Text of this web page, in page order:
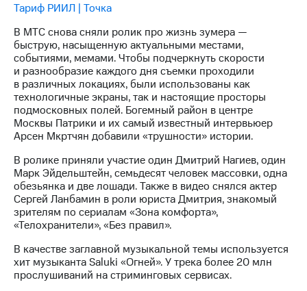
Корпоративный
секретарь
Раскрытие
информации
Информация
акционерам
Документы
ПАО
"МТС"
Собрания
акционеров
Личный
кабинет
акционера
Акционерный
капитал
Контроль
аудит
Рынок
акций
Тариф РИИЛ | Точка
В МТС снова сняли ролик про жизнь зумера —
быструю, насыщенную актуальными местами,
событиями, мемами. Чтобы подчеркнуть скорости
и разнообразие каждого дня съемки проходили
в различных локациях, были использованы как
технологичные экраны, так и настоящие просторы
подмосковных полей. Богемный район в центре
Москвы Патрики и их самый известный интервьюер
Арсен Мкртчян добавили «трушности» истории.
В ролике приняли участие один Дмитрий Нагиев, один
Марк Эйдельштейн, семьдесят человек массовки, одна
обезьянка и две лошади. Также в видео снялся актер
Сергей Ланбамин в роли юриста Дмитрия, знакомый
зрителям по сериалам «Зона комфорта»,
«Телохранители», «Без правил».
В качестве заглавной музыкальной темы используется
хит музыканта Saluki «Огней». У трека более 20 млн
прослушиваний на стриминговых сервисах.